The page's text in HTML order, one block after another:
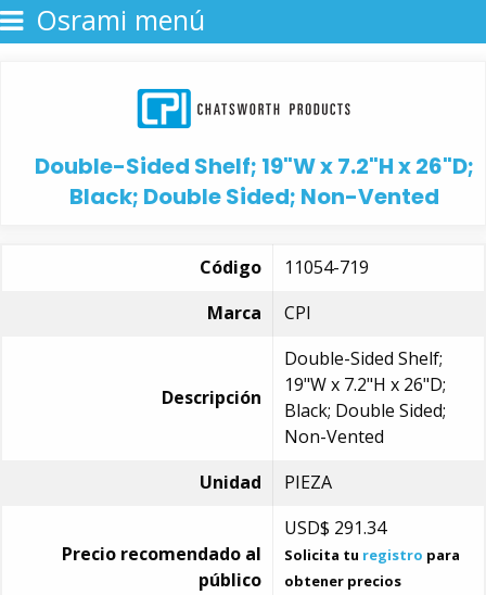
Osrami menú
Double-Sided Shelf; 19"W x 7.2"H x 26"D;
Black; Double Sided; Non-Vented
Código
11054-719
Marca
CPI
Descripción
Double-Sided Shelf;
19"W x 7.2"H x 26"D;
Black; Double Sided;
Non-Vented
Unidad
PIEZA
Precio recomendado al
público
USD$ 291.34
Solicita tu registro para
obtener precios